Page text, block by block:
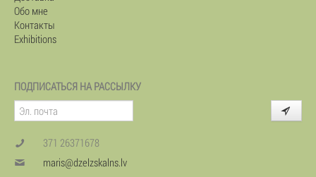
Обо мне
Контакты
Exhibitions
ПОДПИСАТЬСЯ НА РАССЫЛКУ
371 26371678
maris@dzelzskalns.lv